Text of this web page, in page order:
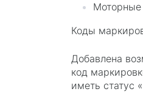
Коды
Добавлена
код
иметь статус